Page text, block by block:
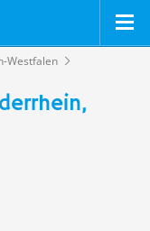
Westfalen